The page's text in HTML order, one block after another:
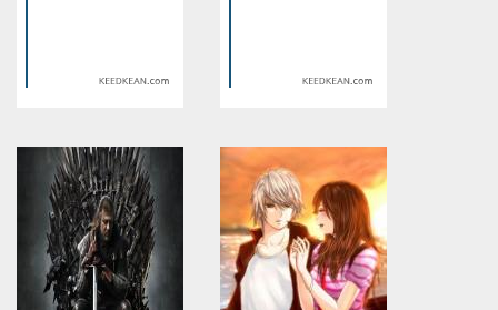
Warning: Use of undefined
constant article_topic -
assumed 'article_topic' (this
will throw an Error in a future
version of PHP) in
/home/keedkean/domains/keedkean.com/public_html/include/article/
on line534
สะดุดรักป่วนหัวใจนายซุปเปอร์ส
Warning: Use of undefined
constant article_topic -
assumed 'article_topic' (this
will throw an Error in a future
version of PHP) in
/home/keedkean/domains/
on line534
[Rapisnow]แร็พเปอร์หน้าเยี้ย กับ